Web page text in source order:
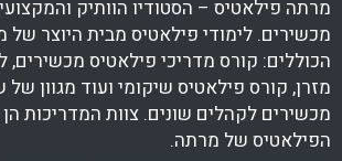
מרתה פילאטיס – הסטודיו הוותיק
מכשירים. לימודי פילאטיס מבית היוצר של
הכוללים: קורס מדריכי פילאטיס מכשירים,
מזרן, קורס פילאטיס שיקומי ועוד מגוון של
מכשירים לקהלים שונים. צוות המדריכות הן
הפילאטיס של מרתה.